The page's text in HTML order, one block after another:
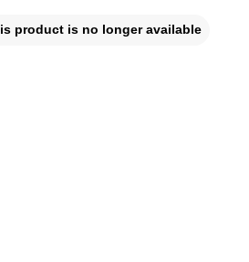
product is no longer available